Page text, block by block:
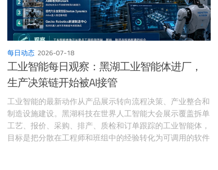
每日动态 2026-07-18
工业智能每日观察：黑湖工业智能体进厂，
生产决策链开始被AI接管
工业智能的最新动作从产品展示转向流程决策、产业整合和
制造设施建设。黑湖科技在世界人工智能大会展示覆盖拆单
工艺、报价、采购、排产、质检和订单跟踪的工业智能体，
目标是把分散在工程师和班组中的经验转化为可调用的软件